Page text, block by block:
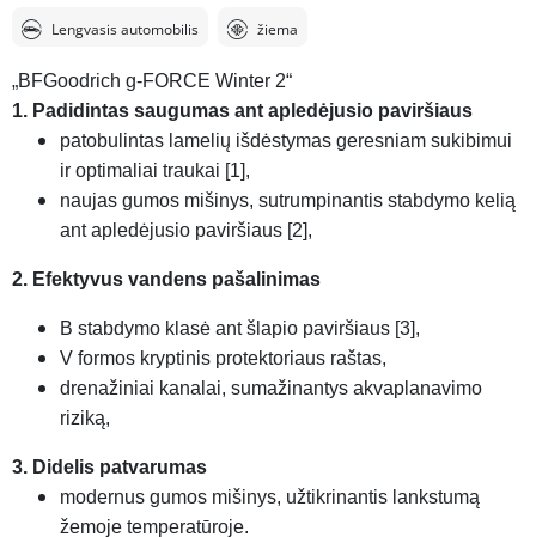
Lengvasis automobilis žiema
„BFGoodrich g-FORCE Winter 2“
1. Padidintas saugumas ant apledėjusio paviršiaus
patobulintas lamelių išdėstymas geresniam sukibimui
ir optimaliai traukai [1],
naujas gumos mišinys, sutrumpinantis stabdymo kelią
ant apledėjusio paviršiaus [2],
2. Efektyvus vandens pašalinimas
B stabdymo klasė ant šlapio paviršiaus [3],
V formos kryptinis protektoriaus raštas,
drenažiniai kanalai, sumažinantys akvaplanavimo
riziką,
3. Didelis patvarumas
modernus gumos mišinys, užtikrinantis lankstumą
žemoje temperatūroje.